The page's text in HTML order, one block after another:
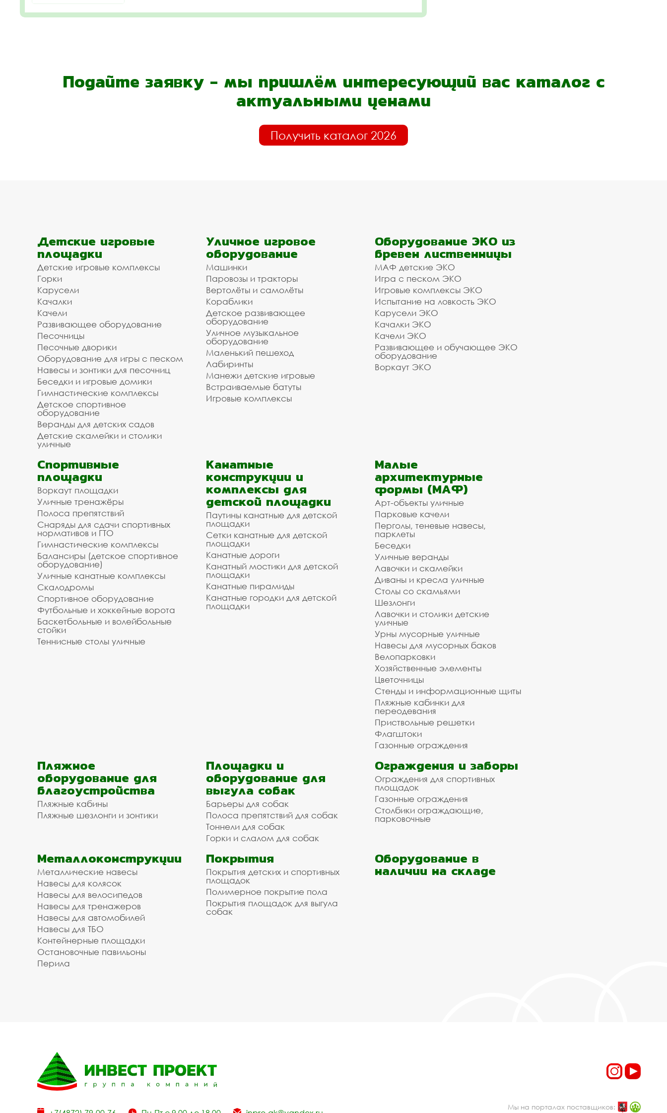
Подайте заявку - мы пришлём интересующий вас каталог с
актуальными ценами
Получить каталог 2026
Детские игровые
площадки
Детские игровые комплексы
Горки
Карусели
Качалки
Качели
Развивающее оборудование
Песочницы
Песочные дворики
Оборудование для игры с песком
Навесы и зонтики для песочниц
Беседки и игровые домики
Гимнастические комплексы
Детское спортивное
оборудование
Веранды для детских садов
Детские скамейки и столики
уличные
Уличное игровое
оборудование
Машинки
Паровозы и тракторы
Вертолёты и самолёты
Кораблики
Детское развивающее
оборудование
Уличное музыкальное
оборудование
Маленький пешеход
Лабиринты
Манежи детские игровые
Встраиваемые батуты
Игровые комплексы
Оборудование ЭКО из
бревен лиственницы
МАФ детские ЭКО
Игра с песком ЭКО
Игровые комплексы ЭКО
Испытание на ловкость ЭКО
Карусели ЭКО
Качалки ЭКО
Качели ЭКО
Развивающее и обучающее ЭКО
оборудование
Воркаут ЭКО
Спортивные
площадки
Воркаут площадки
Уличные тренажёры
Полоса препятствий
Снаряды для сдачи спортивных
нормативов и ГТО
Гимнастические комплексы
Балансиры (детское спортивное
оборудование)
Уличные канатные комплексы
Скалодромы
Спортивное оборудование
Футбольные и хоккейные ворота
Баскетбольные и волейбольные
стойки
Теннисные столы уличные
Канатные
конструкции и
комплексы для
детской площадки
Паутины канатные для детской
площадки
Сетки канатные для детской
площадки
Канатные дороги
Канатный мостики для детской
площадки
Канатные пирамиды
Канатные городки для детской
площадки
Малые
архитектурные
формы (МАФ)
Арт-объекты уличные
Парковые качели
Перголы, теневые навесы,
парклеты
Беседки
Уличные веранды
Лавочки и скамейки
Диваны и кресла уличные
Столы со скамьями
Шезлонги
Лавочки и столики детские
уличные
Урны мусорные уличные
Навесы для мусорных баков
Велопарковки
Хозяйственные элементы
Цветочницы
Стенды и информационные щиты
Пляжные кабинки для
переодевания
Приствольные решетки
Флагштоки
Газонные ограждения
Пляжное
оборудование для
благоустройства
Пляжные кабины
Пляжные шезлонги и зонтики
Площадки и
оборудование для
выгула собак
Барьеры для собак
Полоса препятствий для собак
Тоннели для собак
Горки и слалом для собак
Ограждения и заборы
Ограждения для спортивных
площадок
Газонные ограждения
Столбики ограждающие,
парковочные
Металлоконструкции
Металлические навесы
Навесы для колясок
Навесы для велосипедов
Навесы для тренажеров
Навесы для автомобилей
Навесы для ТБО
Контейнерные площадки
Остановочные павильоны
Перила
Покрытия
Покрытия детских и спортивных
площадок
Полимерное покрытие пола
Покрытия площадок для выгула
собак
Оборудование в
наличии на складе
Мы на порталах поставщиков: